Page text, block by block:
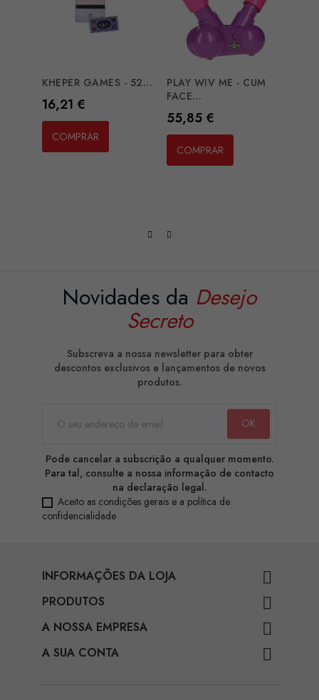
KHEPER GAMES - 52...
Preço
16,21 €
COMPRAR
PLAY WIV ME - CUM
FACE...
Preço
55,85 €
COMPRAR
Novidades da Desejo
Secreto
Subscreva a nossa newsletter para obter
descontos exclusivos e lançamentos de novos
produtos.
Pode cancelar a subscrição a qualquer momento.
Para tal, consulte a nossa informação de contacto
na declaração legal.
Aceito as condições gerais e a política de
confidencialidade
INFORMAÇÕES DA LOJA 
PRODUTOS 
A NOSSA EMPRESA 
A SUA CONTA 